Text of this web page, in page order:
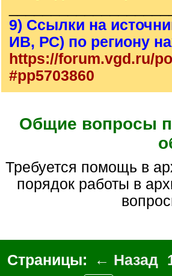
9) Ссылки на
ИВ, РС) по региону
https://forum.vgd.ru/
#pp5703860
Общие вопросы
Требуется помощь в архиве, информация о предках,
порядок работы в
Страницы: ← Назад